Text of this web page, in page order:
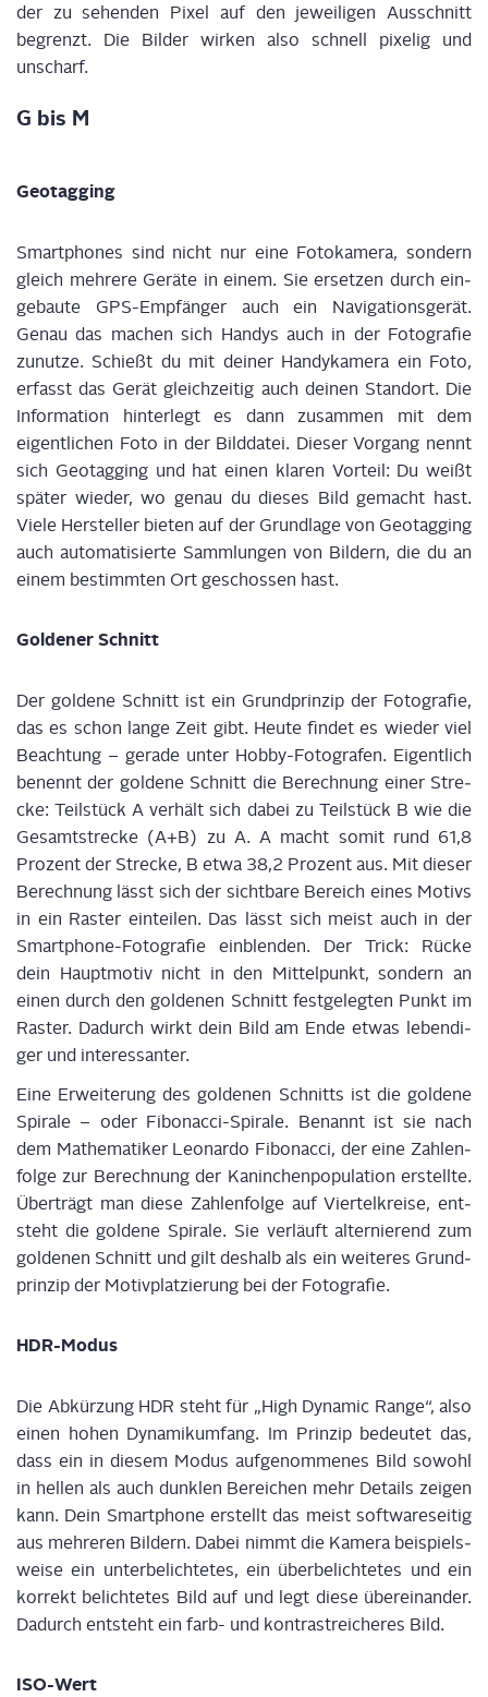
der zu sehen­den Pixel auf den jewei­li­gen Aus­schnitt
begrenzt. Die Bil­der wir­ken also schnell pixelig und
unscharf.
G bis M
Geotag­ging
Smart­phones sind nicht nur eine Foto­ka­me­ra, son­dern
gleich meh­re­re Gerä­te in einem. Sie erset­zen durch ein­
ge­bau­te GPS-Emp­fän­ger auch ein Navi­ga­ti­ons­ge­rät.
Genau das machen sich Han­dys auch in der Foto­gra­fie
zunut­ze. Schießt du mit dei­ner Han­dy­ka­me­ra ein Foto,
erfasst das Gerät gleich­zei­tig auch dei­nen Stand­ort. Die
Infor­ma­ti­on hin­ter­legt es dann zusam­men mit dem
eigent­li­chen Foto in der Bild­da­tei. Die­ser Vor­gang nennt
sich Geotag­ging und hat einen kla­ren Vor­teil: Du weißt
spä­ter wie­der, wo genau du die­ses Bild gemacht hast.
Vie­le Her­stel­ler bie­ten auf der Grund­la­ge von Geotag­ging
auch auto­ma­ti­sier­te Samm­lun­gen von Bil­dern, die du an
einem bestimm­ten Ort geschos­sen hast.
Gol­de­ner Schnitt
Der gol­de­ne Schnitt ist ein Grund­prin­zip der Foto­gra­fie,
das es schon lan­ge Zeit gibt. Heu­te fin­det es wie­der viel
Beach­tung – gera­de unter Hob­by-Foto­gra­fen. Eigent­lich
benennt der gol­de­ne Schnitt die Berech­nung einer Stre­
cke: Teil­stück A ver­hält sich dabei zu Teil­stück B wie die
Gesamt­stre­cke (A+B) zu A. A macht somit rund 61,8
Pro­zent der Stre­cke, B etwa 38,2 Pro­zent aus. Mit die­ser
Berech­nung lässt sich der sicht­ba­re Bereich eines Motivs
in ein Ras­ter ein­tei­len. Das lässt sich meist auch in der
Smart­phone-Foto­gra­fie ein­blen­den. Der Trick: Rücke
dein Haupt­mo­tiv nicht in den Mit­tel­punkt, son­dern an
einen durch den gol­de­nen Schnitt fest­ge­leg­ten Punkt im
Ras­ter. Dadurch wirkt dein Bild am Ende etwas leben­di­
ger und inter­es­san­ter.
Eine Erwei­te­rung des gol­de­nen Schnitts ist die gol­de­ne
Spi­ra­le – oder Fibo­nac­ci-Spi­ra­le. Benannt ist sie nach
dem Mathe­ma­ti­ker Leo­nar­do Fibo­nac­ci, der eine Zah­len­
fol­ge zur Berech­nung der Kanin­chen­po­pu­la­ti­on erstell­te.
Über­trägt man die­se Zah­len­fol­ge auf Vier­tel­krei­se, ent­
steht die gol­de­ne Spi­ra­le. Sie ver­läuft alter­nie­rend zum
gol­de­nen Schnitt und gilt des­halb als ein wei­te­res Grund­
prin­zip der Motiv­plat­zie­rung bei der Foto­gra­fie.
HDR-Modus
Die Abkür­zung HDR steht für „High Dyna­mic Ran­ge“, also
einen hohen Dyna­mik­um­fang. Im Prin­zip bedeu­tet das,
dass ein in die­sem Modus auf­ge­nom­me­nes Bild sowohl
in hel­len als auch dunk­len Berei­chen mehr Details zei­gen
kann. Dein Smart­phone erstellt das meist soft­ware­sei­tig
aus meh­re­ren Bil­dern. Dabei nimmt die Kame­ra bei­spiels­
wei­se ein unter­be­lich­te­tes, ein über­be­lich­te­tes und ein
kor­rekt belich­te­tes Bild auf und legt die­se über­ein­an­der.
Dadurch ent­steht ein farb- und kontrast­rei­che­res Bild.
ISO-Wert